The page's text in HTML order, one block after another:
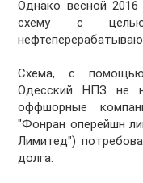
Однако весной
схему с
Схема, с
Одесский НПЗ не
оффшорные
"Фонран оперейшн
Лимитед")
долга.